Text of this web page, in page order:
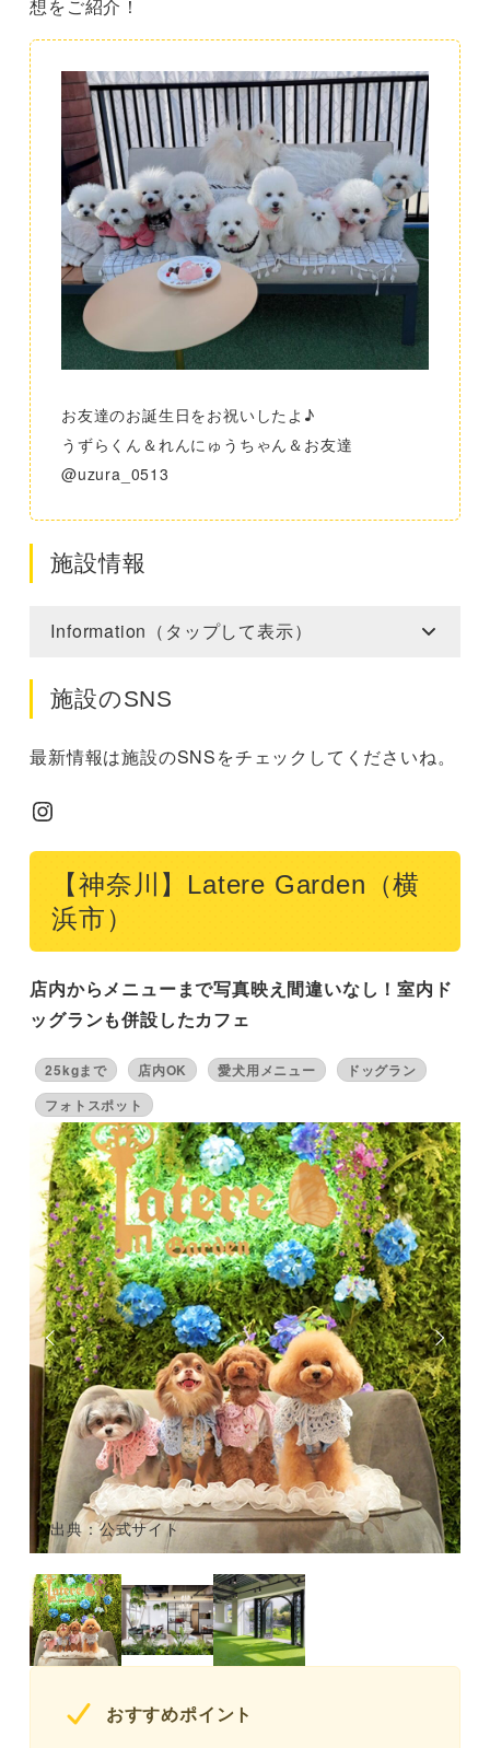
想をご紹介！
お友達のお誕生日をお祝いしたよ♪
うずらくん＆れんにゅうちゃん＆お友達
@uzura_0513
施設情報
Information（タップして表示）
施設のSNS
最新情報は施設のSNSをチェックしてくださいね。
Instagram
【神奈川】Latere Garden（横
浜市）
店内からメニューまで写真映え間違いなし！室内ド
ッグランも併設したカフェ
25kgまで 店内OK 愛犬用メニュー
ドッグラン
フォトスポット
出典：公式サイト
おすすめポイント